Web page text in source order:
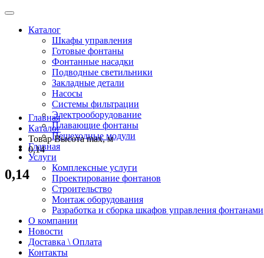
Каталог
Шкафы управления
Готовые фонтаны
Фонтанные насадки
Подводные светильники
Закладные детали
Насосы
Системы фильтрации
Электрооборудование
Плавающие фонтаны
Пешеходные модули
Главная
Услуги
Комплексные услуги
Проектирование фонтанов
Строительство
Монтаж оборудования
Разработка и сборка шкафов управления фонтанами
О компании
Новости
Доставка \ Оплата
Контакты
Главная
Каталог
Товар Высота max, м
0,14
0,14